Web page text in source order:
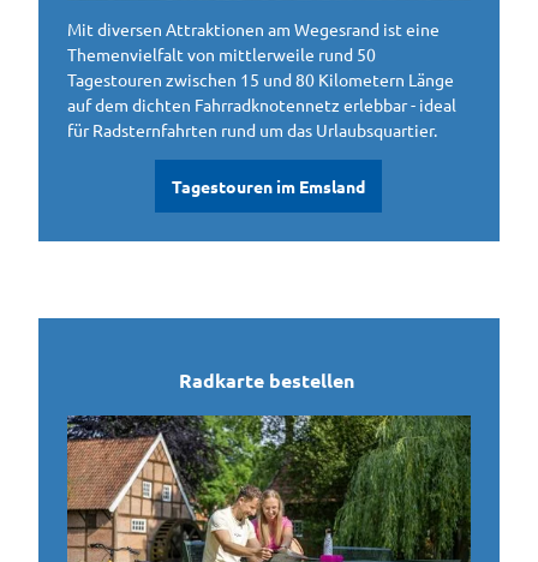
Mit diversen Attraktionen am Wegesrand ist eine
Themenvielfalt von mittlerweile rund 50
Tagestouren zwischen 15 und 80 Kilometern Länge
auf dem dichten Fahrradknotennetz erlebbar - ideal
für Radsternfahrten rund um das Urlaubsquartier.
Tagestouren im Emsland
Radkarte bestellen